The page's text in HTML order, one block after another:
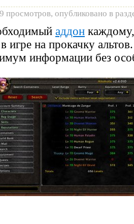
просмотров, опубликовано в
аддон
игре на прокачку
информации без